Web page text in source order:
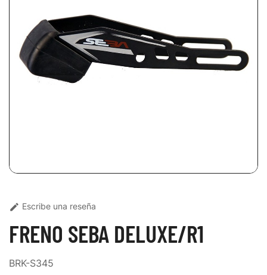
 Escribe una reseña
FRENO SEBA DELUXE/R1
BRK-S345